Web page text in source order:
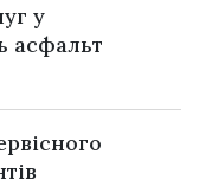
у
асфальт